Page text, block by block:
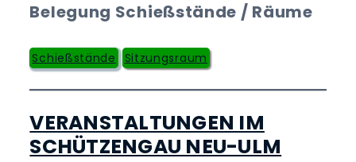
Belegung Schießstände / Räume
Schießstände Sitzungsraum
VERANSTALTUNGEN IM
SCHÜTZENGAU NEU-ULM